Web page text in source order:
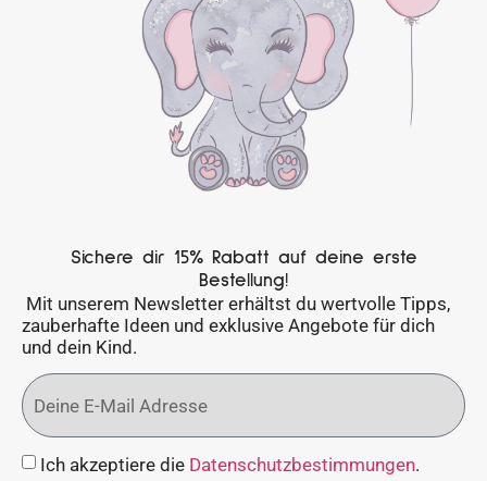
Sichere dir 15% Rabatt auf deine erste
Bestellung!
Mit unserem Newsletter erhältst du wertvolle Tipps,
zauberhafte Ideen und exklusive Angebote für dich
und dein Kind.
Ich akzeptiere die Datenschutzbestimmungen.